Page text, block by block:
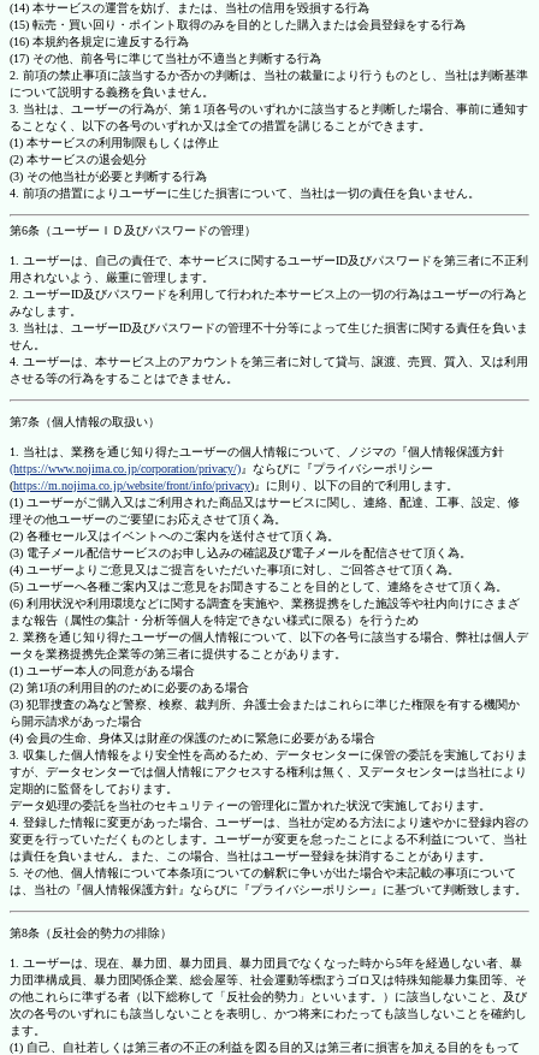
(14) 本サービスの運営を妨げ、または、当社の信用を毀損する行為
(15) 転売・買い回り・ポイント取得のみを目的とした購入または会員登録をする行為
(16) 本規約各規定に違反する行為
(17) その他、前各号に準じて当社が不適当と判断する行為
2. 前項の禁止事項に該当するか否かの判断は、当社の裁量により行うものとし、当社は判断基準
について説明する義務を負いません。
3. 当社は、ユーザーの行為が、第１項各号のいずれかに該当すると判断した場合、事前に通知す
ることなく、以下の各号のいずれか又は全ての措置を講じることができます。
(1) 本サービスの利用制限もしくは停止
(2) 本サービスの退会処分
(3) その他当社が必要と判断する行為
4. 前項の措置によりユーザーに生じた損害について、当社は一切の責任を負いません。
第6条（ユーザーＩＤ及びパスワードの管理）
1. ユーザーは、自己の責任で、本サービスに関するユーザーID及びパスワードを第三者に不正利
用されないよう、厳重に管理します。
2. ユーザーID及びパスワードを利用して行われた本サービス上の一切の行為はユーザーの行為と
みなします。
3. 当社は、ユーザーID及びパスワードの管理不十分等によって生じた損害に関する責任を負いま
せん。
4. ユーザーは、本サービス上のアカウントを第三者に対して貸与、譲渡、売買、質入、又は利用
させる等の行為をすることはできません。
第7条（個人情報の取扱い）
1. 当社は、業務を通じ知り得たユーザーの個人情報について、ノジマの『個人情報保護方針
(https://www.nojima.co.jp/corporation/privacy/)』ならびに『プライバシーポリシー
(https://m.nojima.co.jp/website/front/info/privacy)』に則り、以下の目的で利用します。
(1) ユーザーがご購入又はご利用された商品又はサービスに関し、連絡、配達、工事、設定、修
理その他ユーザーのご要望にお応えさせて頂く為。
(2) 各種セール又はイベントへのご案内を送付させて頂く為。
(3) 電子メール配信サービスのお申し込みの確認及び電子メールを配信させて頂く為。
(4) ユーザーよりご意見又はご提言をいただいた事項に対し、ご回答させて頂く為。
(5) ユーザーへ各種ご案内又はご意見をお聞きすることを目的として、連絡をさせて頂く為。
(6) 利用状況や利用環境などに関する調査を実施や、業務提携をした施設等や社内向けにさまざ
まな報告（属性の集計・分析等個人を特定できない様式に限る）を行うため
2. 業務を通じ知り得たユーザーの個人情報について、以下の各号に該当する場合、弊社は個人デ
ータを業務提携先企業等の第三者に提供することがあります。
(1) ユーザー本人の同意がある場合
(2) 第1項の利用目的のために必要のある場合
(3) 犯罪捜査の為など警察、検察、裁判所、弁護士会またはこれらに準じた権限を有する機関か
ら開示請求があった場合
(4) 会員の生命、身体又は財産の保護のために緊急に必要がある場合
3. 収集した個人情報をより安全性を高めるため、データセンターに保管の委託を実施しておりま
すが、データセンターでは個人情報にアクセスする権利は無く、又データセンターは当社により
定期的に監督をしております。
データ処理の委託を当社のセキュリティーの管理化に置かれた状況で実施しております。
4. 登録した情報に変更があった場合、ユーザーは、当社が定める方法により速やかに登録内容の
変更を行っていただくものとします。ユーザーが変更を怠ったことによる不利益について、当社
は責任を負いません。また、この場合、当社はユーザー登録を抹消することがあります。
5. その他、個人情報について本条項についての解釈に争いが出た場合や未記載の事項について
は、当社の『個人情報保護方針』ならびに『プライバシーポリシー』に基づいて判断致します。
第8条（反社会的勢力の排除）
1. ユーザーは、現在、暴力団、暴力団員、暴力団員でなくなった時から5年を経過しない者、暴
力団準構成員、暴力団関係企業、総会屋等、社会運動等標ぼうゴロ又は特殊知能暴力集団等、そ
の他これらに準ずる者（以下総称して「反社会的勢力」といいます。）に該当しないこと、及び
次の各号のいずれにも該当しないことを表明し、かつ将来にわたっても該当しないことを確約し
ます。
(1) 自己、自社若しくは第三者の不正の利益を図る目的又は第三者に損害を加える目的をもって